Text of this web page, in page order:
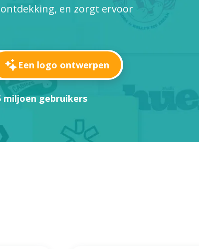
en zorgt ervoor
Een logo ontwerpen
miljoen gebruikers